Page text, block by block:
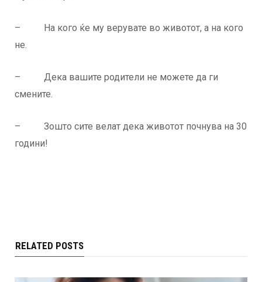
– На кого ќе му верувате во животот, а на кого
не.
– Дека вашите родители не можете да ги
смените.
– Зошто сите велат дека животот почнува на 30
години!
RELATED POSTS